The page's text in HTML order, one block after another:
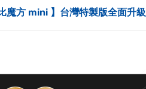
魔方 mini 】台灣特製版全面升級